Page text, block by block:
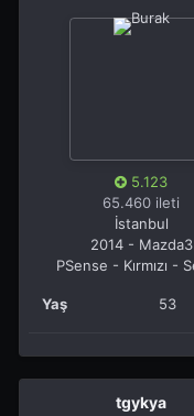
5.123
65.460 ileti
İstanbul
2014 - Mazda3
PSense - Kırmızı -
Yaş 53
tgykya